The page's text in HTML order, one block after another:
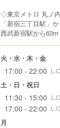
◇東京メトロ 丸ノ
「新宿三丁⽬駅」
西武新宿駅から63m
火・水・木・金
17:00 - 22:00
土・日・祝日
11:30 - 15:00
17:00 - 22:00
月